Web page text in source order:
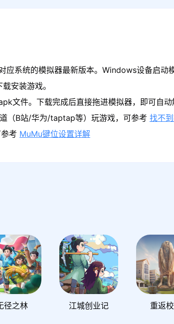
系统的模拟器最新版本。Windows设备启动
安装游戏。
文件。下载完成后直接拖进模拟器，即可自动
（B站/华为/taptap等）玩游戏，可参考 找不
考 MuMu键位设置详解
径之林 江城创业记 重返